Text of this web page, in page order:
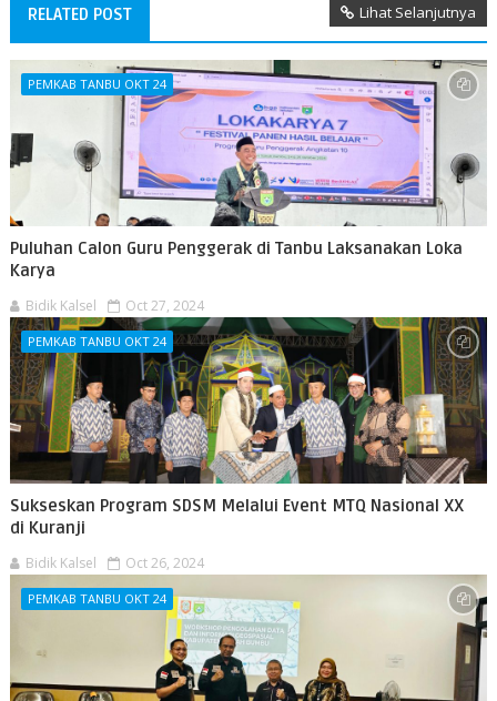
RELATED POST Lihat Selanjutnya
PEMKAB TANBU OKT 24
Puluhan Calon Guru Penggerak di Tanbu Laksanakan Loka
Karya
Bidik Kalsel Oct 27, 2024
PEMKAB TANBU OKT 24
Sukseskan Program SDSM Melalui Event MTQ Nasional XX
di Kuranji
Bidik Kalsel Oct 26, 2024
PEMKAB TANBU OKT 24